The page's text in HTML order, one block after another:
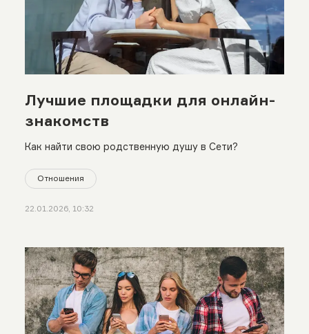
Лучшие площадки для онлайн-
знакомств
Как найти свою родственную душу в Сети?
Отношения
22.01.2026, 10:32